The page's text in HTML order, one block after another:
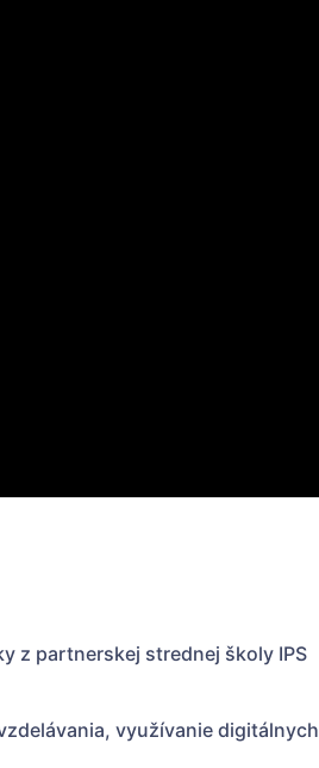
z partnerskej strednej školy IPS
využívanie digitálnych